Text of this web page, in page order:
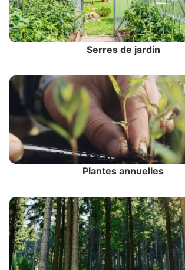
Serres de jardin
Plantes annuelles